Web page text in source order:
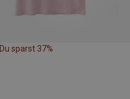
Du sparst 37%